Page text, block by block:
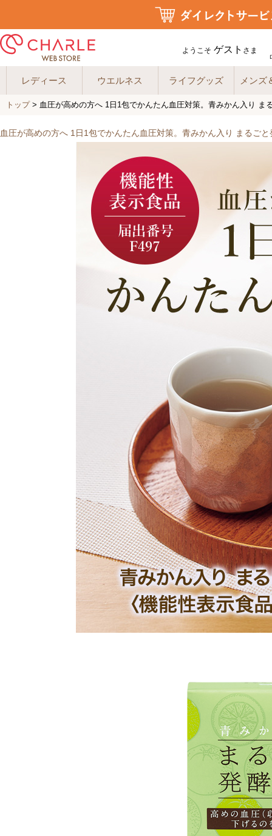
ようこそ ゲスト さま
レディース ウエルネス ライフグッズ メンズ
トップ> 血圧が高めの方へ 1日1包でかんたん血圧対策。青みかん入り ま
血圧が高めの方へ 1日1包でかんたん血圧対策。青みかん入り まるご